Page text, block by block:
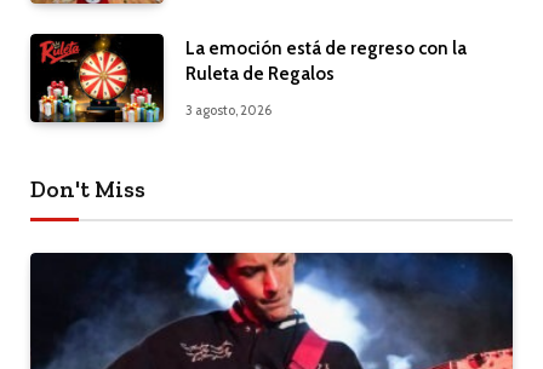
La emoción está de regreso con la
Ruleta de Regalos
3 agosto, 2026
Don't Miss